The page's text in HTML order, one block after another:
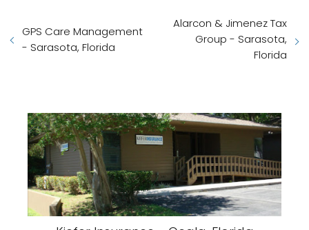
GPS Care Management
- Sarasota, Florida
Alarcon & Jimenez Tax
Group - Sarasota,
Florida